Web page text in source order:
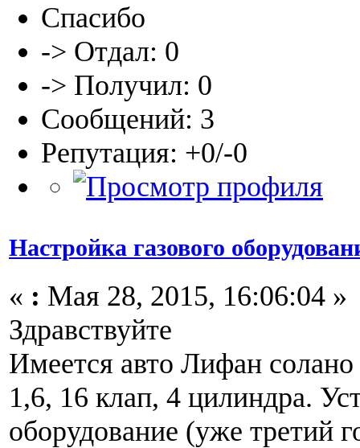
Спасибо
-> Отдал: 0
-> Получил: 0
Сообщений: 3
Репутация: +0/-0
Настройка газового
« : Мая 28, 2015, 16:06:04 »
Здравствуйте
Имеется авто Лифан солано
1,6, 16 клап, 4 цилиндра.
оборудование (уже третий